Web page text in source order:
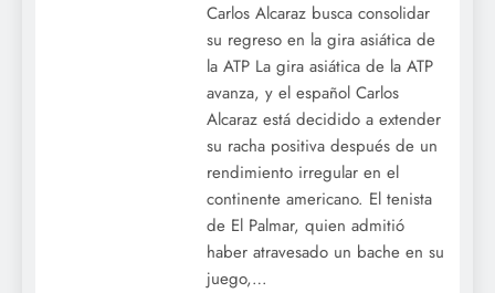
Carlos Alcaraz busca consolidar
su regreso en la gira asiática de
la ATP La gira asiática de la ATP
avanza, y el español Carlos
Alcaraz está decidido a extender
su racha positiva después de un
rendimiento irregular en el
continente americano. El tenista
de El Palmar, quien admitió
haber atravesado un bache en su
juego,…